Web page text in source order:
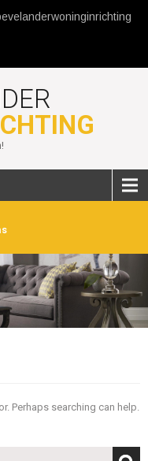
Perhaps searching can help.